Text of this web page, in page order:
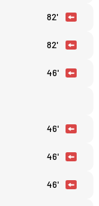
82'
82'
46'
46'
46'
46'